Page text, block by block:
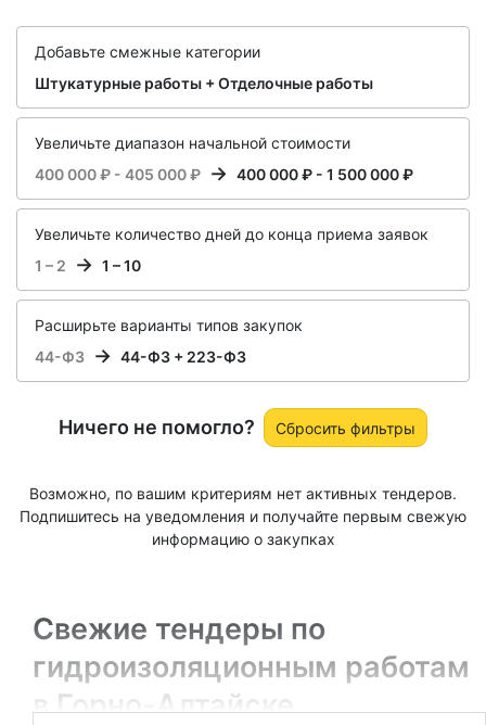
Добавьте смежные категории
Штукатурные работы + Отделочные работы
Увеличьте диапазон начальной стоимости
400 000 ₽ - 405 000 ₽
400 000 ₽ - 1 500 000 ₽
Увеличьте количество дней до конца приема заявок
1 – 2
1 – 10
Расширьте варианты типов закупок
44-ФЗ
44-ФЗ + 223-ФЗ
Ничего не помогло? Сбросить фильтры
Возможно, по вашим критериям нет активных тендеров.
Подпишитесь на уведомления и получайте первым свежую
информацию о закупках
Свежие тендеры по
гидроизоляционным работам
в Горно-Алтайске